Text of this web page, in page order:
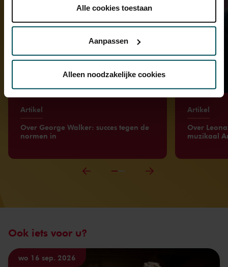
Lees onze cookieverklaring hier. Lees onze
Via decookieverklaringop onze website kunt u uw
We werken samen met
Alle cookies toestaan
Aanpassen
Alleen noodzakelijke cookies
Artikel
Over George Walker: succes tegen de
normen in
Artikel
Over
muzikaal
Ook iets voor u?
wo 16 sep. 2026